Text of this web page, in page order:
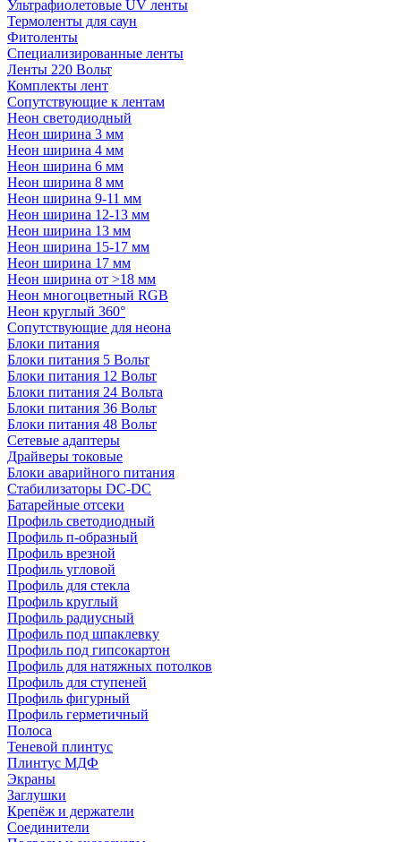
Ультрафиолетовые UV ленты
Термоленты для саун
Фитоленты
Специализированные ленты
Ленты 220 Вольт
Комплекты лент
Сопутствующие к лентам
Неон светодиодный
Неон ширина 3 мм
Неон ширина 4 мм
Неон ширина 6 мм
Неон ширина 8 мм
Неон ширина 9-11 мм
Неон ширина 12-13 мм
Неон ширина 13 мм
Неон ширина 15-17 мм
Неон ширина 17 мм
Неон ширина от >18 мм
Неон многоцветный RGB
Неон круглый 360°
Сопутствующие для неона
Блоки питания
Блоки питания 5 Вольт
Блоки питания 12 Вольт
Блоки питания 24 Вольта
Блоки питания 36 Вольт
Блоки питания 48 Вольт
Сетевые адаптеры
Драйверы токовые
Блоки аварийного питания
Стабилизаторы DC-DC
Батарейные отсеки
Профиль светодиодный
Профиль п-образный
Профиль врезной
Профиль угловой
Профиль для стекла
Профиль круглый
Профиль радиусный
Профиль под шпаклевку
Профиль под гипсокартон
Профиль для натяжных потолков
Профиль для ступеней
Профиль фигурный
Профиль герметичный
Полоса
Теневой плинтус
Плинтус МДФ
Экраны
Заглушки
Крепёж и держатели
Соединители